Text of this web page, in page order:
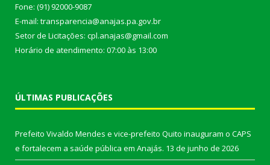
Fone: (91) 92000-9087
E-mail: transparencia@anajas.pa.gov.br
Setor de Licitações: cpl.anajas@gmail.com
Horário de atendimento: 07:00 às 13:00
ÚLTIMAS PUBLICAÇÕES
Prefeito Vivaldo Mendes e vice-prefeito Quito inauguram o CAPS
e fortalecem a saúde pública em Anajás. 13 de junho de 2026